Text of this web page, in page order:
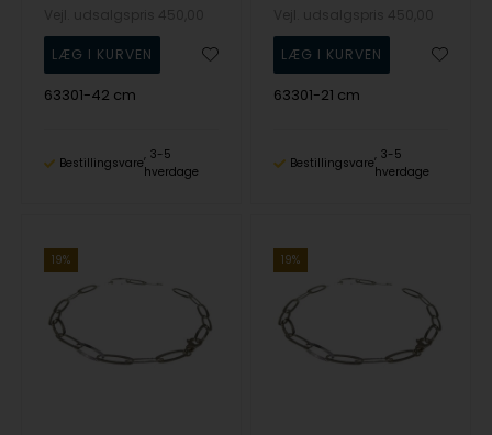
63301-42 cm
Bestillingsvare
3-5
hverdage
63301-21 cm
Bestillingsvare
3-5
hverdage
19% 19%